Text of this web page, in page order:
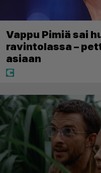
Vappu Pimiä sai
ravintolassa –
asiaan